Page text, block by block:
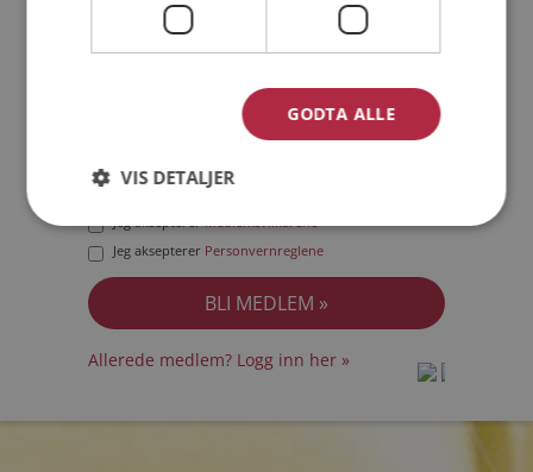
Jeg akseptererMedlemsvilkårene
Jeg aksepterer Personvernreglene
Allerede medlem? Logg inn her »
GODTA ALLE
VIS DETALJER